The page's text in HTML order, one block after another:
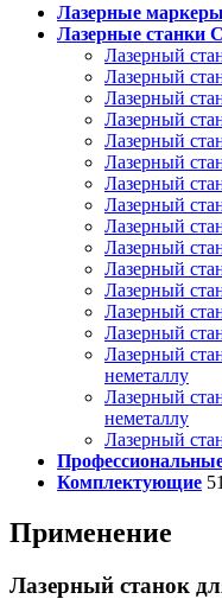
Лазерные маркеры
Лазерные станки
Лазерный
Лазерный
Лазерный
Лазерный
Лазерный
Лазерный
Лазерный
Лазерный
Лазерный
Лазерный
Лазерный
Лазерный
Лазерный
Лазерный
Лазерный
неметаллу
Лазерный
неметаллу
Лазерный
Комплектующие 51
Применение
Лазерный станок